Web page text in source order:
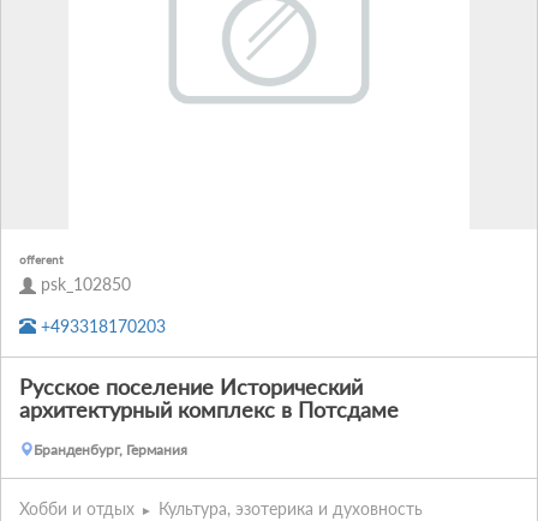
offerent
psk_102850
+493318170203
Русское поселение Исторический
архитектурный комплекс в Потсдаме
Бранденбург, Германия
Хобби и отдых Культура, эзотерика и духовность